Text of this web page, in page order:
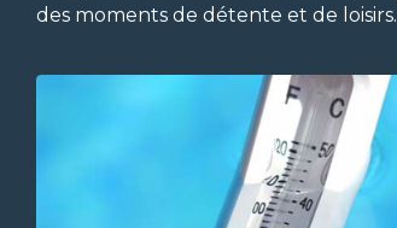
des moments de détente et de loisirs.